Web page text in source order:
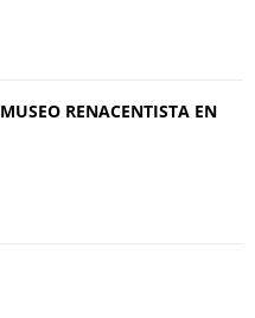
RENACENTISTA EN